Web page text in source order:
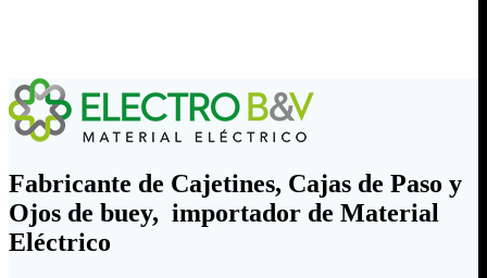
Fabricante de Cajetines, Cajas de Paso y
Ojos de buey, importador de Material
Eléctrico